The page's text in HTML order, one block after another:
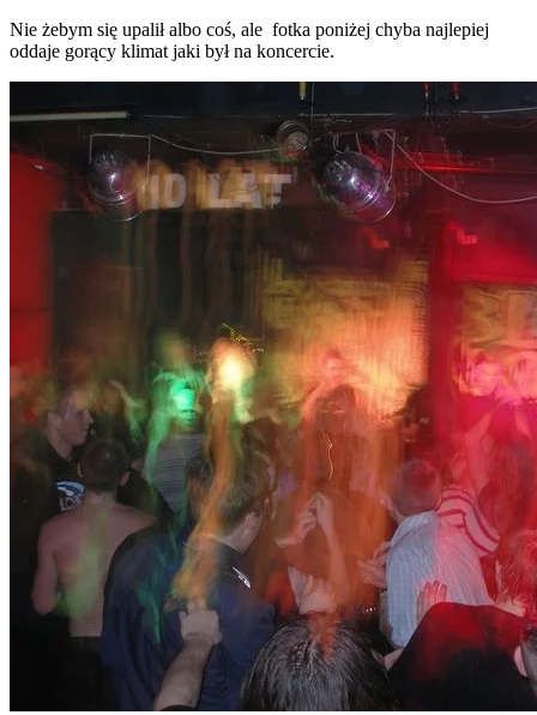
Nie żebym się upalił albo coś, ale fotka poniżej chyba najlepiej
oddaje gorący klimat jaki był na koncercie.